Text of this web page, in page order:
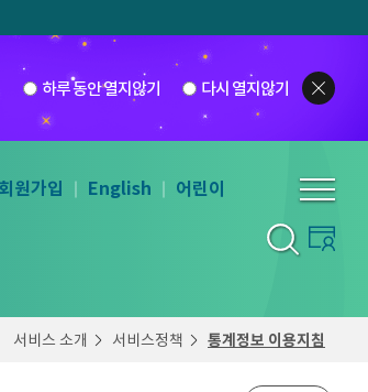
하루 동안 열지않기 다시 열지않기
회원가입 English 어린이
서비스 소개 서비스정책 통계정보 이용지침